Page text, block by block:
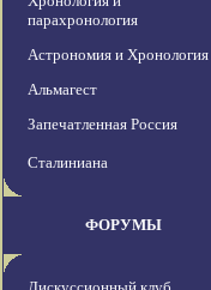
парахронология
Астрономия и Хронология
Альмагест
Запечатленная Россия
Сталиниана
ФОРУМЫ